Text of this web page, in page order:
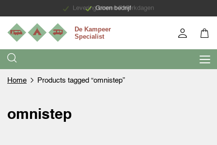
Groen bedrijf
Levering binnen 7 werkdagen
Home Products tagged “omnistep”
omnistep